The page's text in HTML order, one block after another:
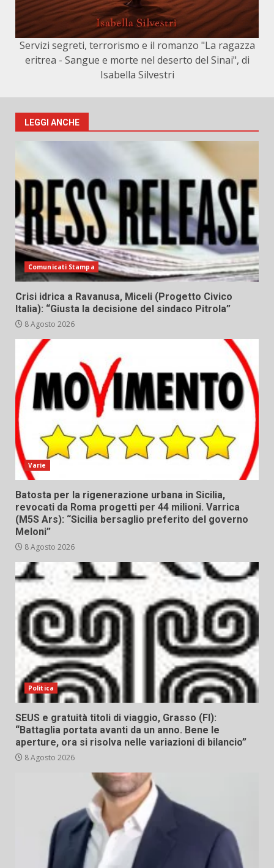
Servizi segreti, terrorismo e il romanzo "La ragazza
eritrea - Sangue e morte nel deserto del Sinai", di
Isabella Silvestri
LEGGI ANCHE
Comunicati Stampa
Crisi idrica a Ravanusa, Miceli (Progetto Civico
Italia): “Giusta la decisione del sindaco Pitrola”
8 Agosto 2026
Varie
Batosta per la rigenerazione urbana in Sicilia,
revocati da Roma progetti per 44 milioni. Varrica
(M5S Ars): “Sicilia bersaglio preferito del governo
Meloni”
8 Agosto 2026
Politica
SEUS e gratuità titoli di viaggio, Grasso (FI):
“Battaglia portata avanti da un anno. Bene le
aperture, ora si risolva nelle variazioni di bilancio”
8 Agosto 2026